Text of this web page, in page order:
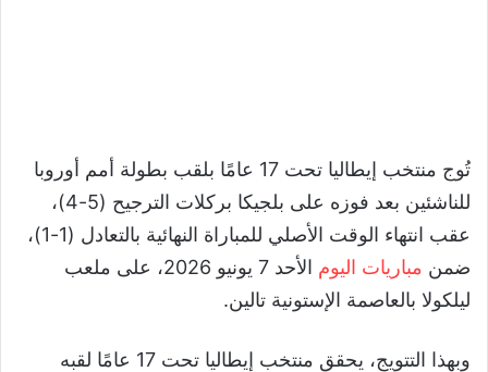
تُوج منتخب إيطاليا تحت 17 عامًا بلقب بطولة أمم أوروبا
للناشئين بعد فوزه على بلجيكا بركلات الترجيح (5-4)،
عقب انتهاء الوقت الأصلي للمباراة النهائية بالتعادل (1-1)،
ضمن مباريات اليوم
الأحد 7 يونيو 2026، على ملعب
ليلكولا بالعاصمة الإستونية تالين.
وبهذا التتويج، يحقق منتخب إيطاليا تحت 17 عامًا لقبه